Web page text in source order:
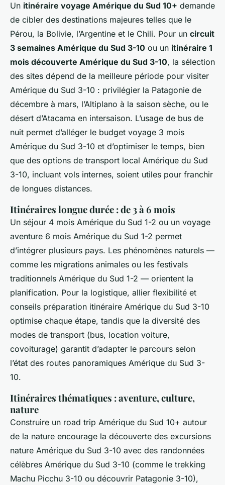
Un itinéraire voyage Amérique du Sud 10+ demande
de cibler des destinations majeures telles que le
Pérou, la Bolivie, l’Argentine et le Chili. Pour un circuit
3 semaines Amérique du Sud 3-10 ou un itinéraire 1
mois découverte Amérique du Sud 3-10, la sélection
des sites dépend de la meilleure période pour visiter
Amérique du Sud 3-10 : privilégier la Patagonie de
décembre à mars, l’Altiplano à la saison sèche, ou le
désert d’Atacama en intersaison. L’usage de bus de
nuit permet d’alléger le budget voyage 3 mois
Amérique du Sud 3-10 et d’optimiser le temps, bien
que des options de transport local Amérique du Sud
3-10, incluant vols internes, soient utiles pour franchir
de longues distances.
Itinéraires longue durée : de 3 à 6 mois
Un séjour 4 mois Amérique du Sud 1-2 ou un voyage
aventure 6 mois Amérique du Sud 1-2 permet
d’intégrer plusieurs pays. Les phénomènes naturels —
comme les migrations animales ou les festivals
traditionnels Amérique du Sud 1-2 — orientent la
planification. Pour la logistique, allier flexibilité et
conseils préparation itinéraire Amérique du Sud 3-10
optimise chaque étape, tandis que la diversité des
modes de transport (bus, location voiture,
covoiturage) garantit d’adapter le parcours selon
l’état des routes panoramiques Amérique du Sud 3-
10.
Itinéraires thématiques : aventure, culture,
nature
Construire un road trip Amérique du Sud 10+ autour
de la nature encourage la découverte des excursions
nature Amérique du Sud 3-10 avec des randonnées
célèbres Amérique du Sud 3-10 (comme le trekking
Machu Picchu 3-10 ou découvrir Patagonie 3-10),